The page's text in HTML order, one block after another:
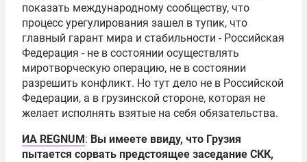
показать международному сообществу, что
процесс урегулирования зашел в тупик, что
главный гарант мира и стабильности - Российская
Федерация - не в состоянии осуществлять
миротворческую операцию, не в состоянии
разрешить конфликт. Но тут дело не в Российской
Федерации, а в грузинской стороне, которая не
желает исполнять взятые на себя обязательства.
ИА REGNUM: Вы имеете ввиду, что Грузия
пытается сорвать предстоящее заседание СКК,